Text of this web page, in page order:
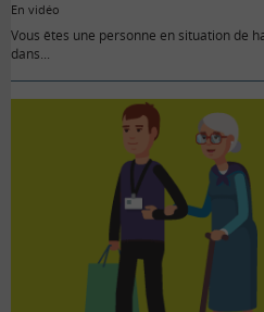
En vidéo
Vous êtes une personne en situation de
dans...